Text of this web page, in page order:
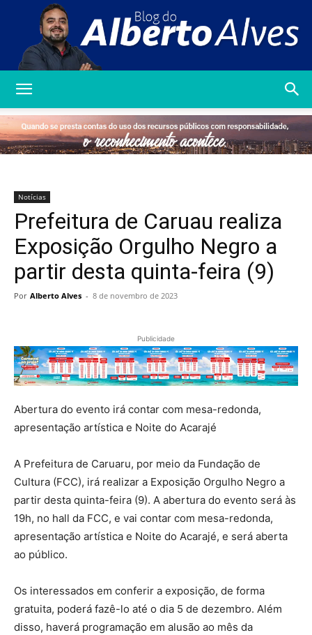
Alberto
Notícias
Prefeitura de Caruau realiza
Exposição Orgulho Negro a
partir desta quinta-feira (9)
Por Alberto Alves - 8 de novembro de 2023
Publicidade
Abertura do evento irá contar com mesa-redonda,
apresentação artística e Noite do Acarajé
A Prefeitura de Caruaru, por meio da Fundação de
Cultura (FCC), irá realizar a Exposição Orgulho Negro a
partir desta quinta-feira (9). A abertura do evento será às
19h, no hall da FCC, e vai contar com mesa-redonda,
apresentação artística e Noite do Acarajé, e será aberta
ao público.
Os interessados em conferir a exposição, de forma
gratuita, poderá fazê-lo até o dia 5 de dezembro. Além
disso, haverá programação em alusão ao mês da